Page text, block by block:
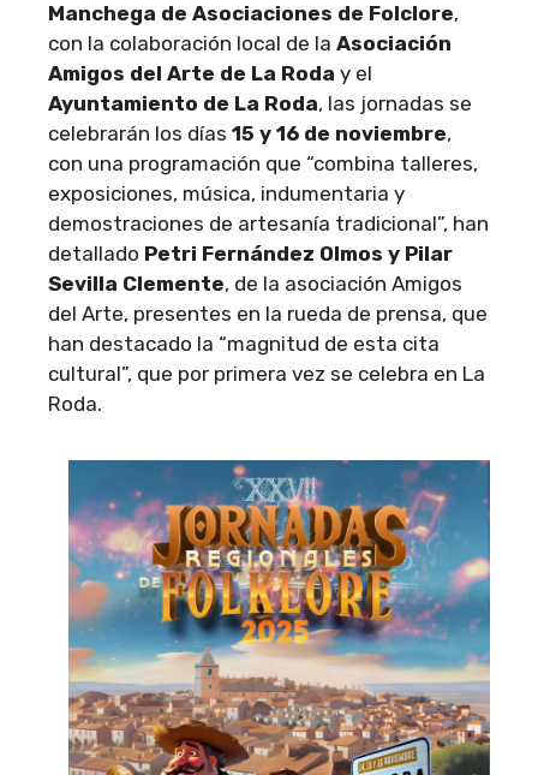
Manchega de Asociaciones de Folclore,
con la colaboración local de la Asociación
Amigos del Arte de La Roda y el
Ayuntamiento de La Roda, las jornadas se
celebrarán los días 15 y 16 de noviembre,
con una programación que “combina talleres,
exposiciones, música, indumentaria y
demostraciones de artesanía tradicional”, han
detallado Petri Fernández Olmos y Pilar
Sevilla Clemente, de la asociación Amigos
del Arte, presentes en la rueda de prensa, que
han destacado la “magnitud de esta cita
cultural”, que por primera vez se celebra en La
Roda.